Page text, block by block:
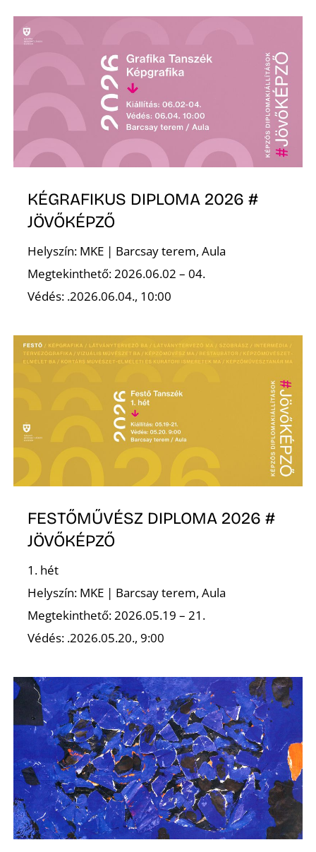
KÉGRAFIKUS DIPLOMA 2026 #
JÖVŐKÉPZŐ
Helyszín: MKE | Barcsay terem, Aula
Megtekinthető: 2026.06.02 – 04.
Védés: .2026.06.04., 10:00
FESTŐMŰVÉSZ DIPLOMA 2026 #
JÖVŐKÉPZŐ
1. hét
Helyszín: MKE | Barcsay terem, Aula
Megtekinthető: 2026.05.19 – 21.
Védés: .2026.05.20., 9:00